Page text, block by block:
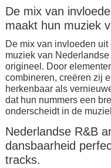
De mix van
maakt hun muziek
De mix van invloeden
muziek van
origineel. Door
combineren, creëren zij
herkenbaar als
dat hun nummers een
onderscheidt in de
Nederlandse R&B
dansbaarheid
tracks.